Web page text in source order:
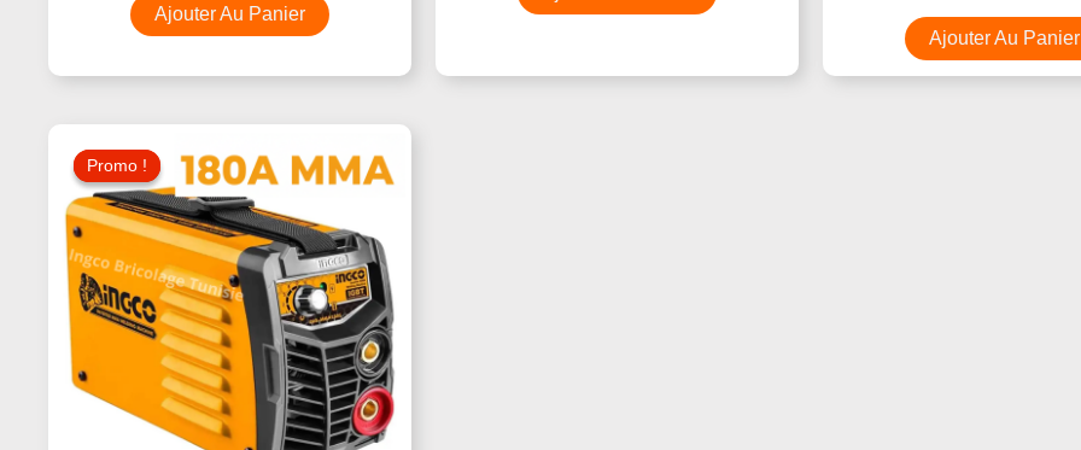
5
Ajouter Au Panier
Sur
5
Ajouter Au Panier
Promo !
Promo !
Prix
Initial
Était :
470,000 د.ت.
Prix
Actuel